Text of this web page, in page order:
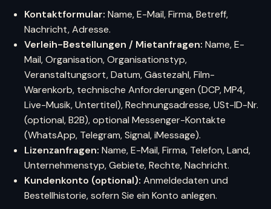
Kontaktformular: Name, E-Mail, Firma, Betreff,
Nachricht, Adresse.
Verleih-Bestellungen / Mietanfragen: Name, E-
Mail, Organisation, Organisationstyp,
Veranstaltungsort, Datum, Gästezahl, Film-
Warenkorb, technische Anforderungen (DCP, MP4,
Live-Musik, Untertitel), Rechnungsadresse, USt-ID-Nr.
(optional, B2B), optional Messenger-Kontakte
(WhatsApp, Telegram, Signal, iMessage).
Lizenzanfragen: Name, E-Mail, Firma, Telefon, Land,
Unternehmenstyp, Gebiete, Rechte, Nachricht.
Kundenkonto (optional): Anmeldedaten und
Bestellhistorie, sofern Sie ein Konto anlegen.